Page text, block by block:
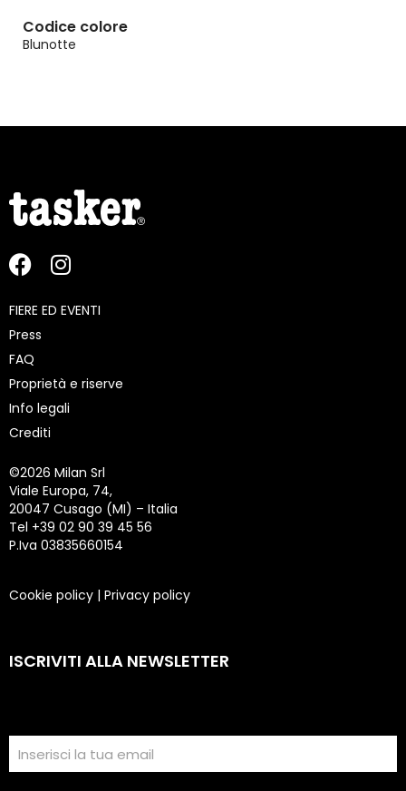
Codice colore
Blunotte
FIERE ED EVENTI
Press
FAQ
Proprietà e riserve
Info legali
Crediti
©2026 Milan Srl
Viale Europa, 74,
20047 Cusago (MI) – Italia
Tel +39 02 90 39 45 56
P.Iva 03835660154
Cookie policy | Privacy policy
ISCRIVITI ALLA NEWSLETTER